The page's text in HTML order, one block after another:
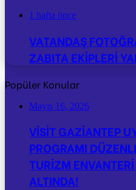
1 hafta önce
VATANDAŞ
ZABITA EKİPLERİ
Popüler Konular
Mayıs 16, 2026
VİSİT GAZİANTEP
PROGRAMI
TURİZM
ALTINDA!